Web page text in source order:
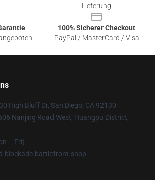
Lieferung
100% Sicherer Checkout
PayPal / MasterCard / Visa
High Bluff Dr, San Diego, CA 92130
Nanjing Road West, Huangpu District,
– Fri)
blockade-battlefront.shop